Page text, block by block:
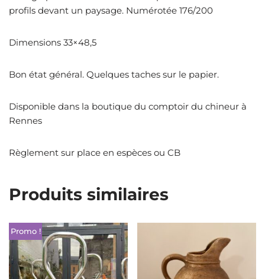
profils devant un paysage. Numérotée 176/200
Dimensions 33×48,5
Bon état général. Quelques taches sur le papier.
Disponible dans la boutique du comptoir du chineur à
Rennes
Règlement sur place en espèces ou CB
Produits similaires
Promo !